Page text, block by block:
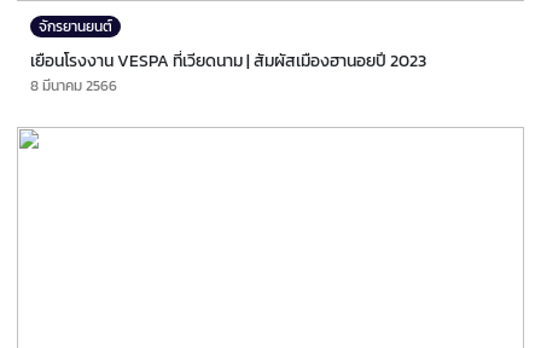
จักรยานยนต์
เยือนโรงงาน VESPA ที่เวียดนาม | สัมผัสเมืองฮานอยปี 2023
8 มีนาคม 2566